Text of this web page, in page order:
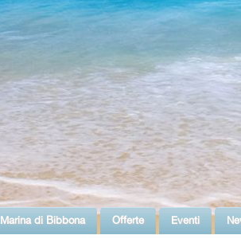
Marina di Bibbona Offerte Eventi